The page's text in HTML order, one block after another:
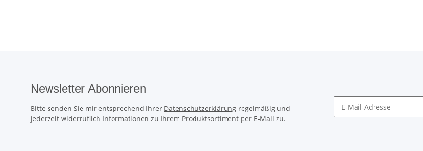
Newsletter Abonnieren
Bitte senden Sie mir entsprechend Ihrer Datenschutzerklärung regelmäßig und
jederzeit widerruflich Informationen zu Ihrem Produktsortiment per E-Mail zu.